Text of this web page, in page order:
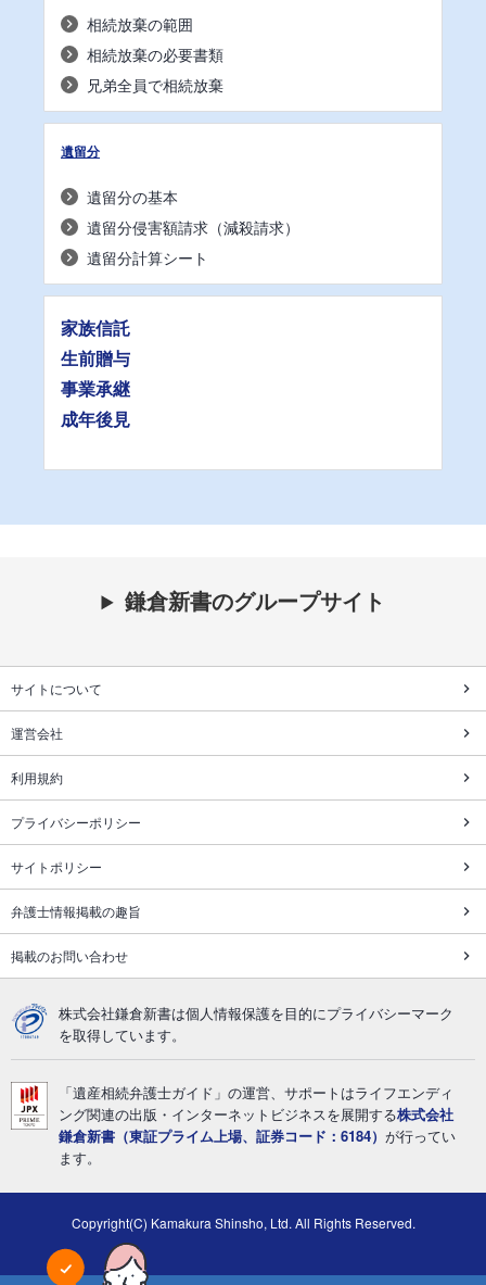
相続放棄の範囲
相続放棄の必要書類
兄弟全員で相続放棄
遺留分
遺留分の基本
遺留分侵害額請求（減殺請求）
遺留分計算シート
家族信託
生前贈与
事業承継
成年後見
鎌倉新書のグループサイト
サイトについて
運営会社
利用規約
プライバシーポリシー
サイトポリシー
弁護士情報掲載の趣旨
掲載のお問い合わせ
株式会社鎌倉新書は個人情報保護を目的にプライバシーマーク
を取得しています。
「遺産相続弁護士ガイド」の運営、サポートはライフエンディ
ング関連の出版・インターネットビジネスを展開する株式会社
鎌倉新書（東証プライム上場、証券コード：6184） が行ってい
ます。
Copyright(C) Kamakura Shinsho, Ltd. All Rights Reserved.